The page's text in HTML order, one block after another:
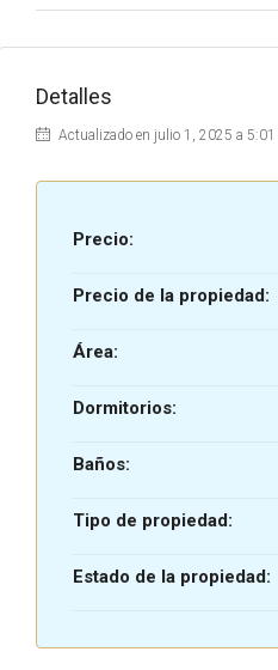
Detalles
Actualizado en julio 1, 2025 a
Precio:
Precio de la propiedad:
Área:
Dormitorios:
Baños:
Tipo de propiedad:
Estado de la propiedad: